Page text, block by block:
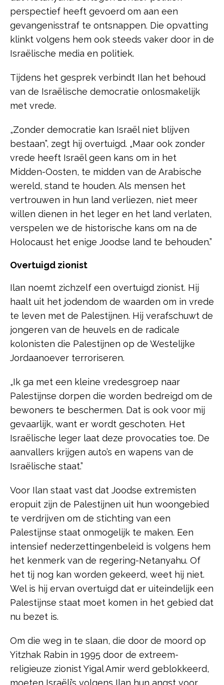
perspectief heeft gevoerd om aan een
gevangenisstraf te ontsnappen. Die opvatting
klinkt volgens hem ook steeds vaker door in de
Israëlische media en politiek.
Tijdens het gesprek verbindt Ilan het behoud
van de Israëlische democratie onlosmakelijk
met vrede.
„Zonder democratie kan Israël niet blijven
bestaan”, zegt hij overtuigd. „Maar ook zonder
vrede heeft Israël geen kans om in het
Midden-Oosten, te midden van de Arabische
wereld, stand te houden. Als mensen het
vertrouwen in hun land verliezen, niet meer
willen dienen in het leger en het land verlaten,
verspelen we de historische kans om na de
Holocaust het enige Joodse land te behouden.”
Overtuigd zionist
Ilan noemt zichzelf een overtuigd zionist. Hij
haalt uit het jodendom de waarden om in vrede
te leven met de Palestijnen. Hij verafschuwt de
jongeren van de heuvels en de radicale
kolonisten die Palestijnen op de Westelijke
Jordaanoever terroriseren.
„Ik ga met een kleine vredesgroep naar
Palestijnse dorpen die worden bedreigd om de
bewoners te beschermen. Dat is ook voor mij
gevaarlijk, want er wordt geschoten. Het
Israëlische leger laat deze provocaties toe. De
aanvallers krijgen auto’s en wapens van de
Israëlische staat.”
Voor Ilan staat vast dat Joodse extremisten
eropuit zijn de Palestijnen uit hun woongebied
te verdrijven om de stichting van een
Palestijnse staat onmogelijk te maken. Een
intensief nederzettingenbeleid is volgens hem
het kenmerk van de regering-Netanyahu. Of
het tij nog kan worden gekeerd, weet hij niet.
Wel is hij ervan overtuigd dat er uiteindelijk een
Palestijnse staat moet komen in het gebied dat
nu bezet is.
Om die weg in te slaan, die door de moord op
Yitzhak Rabin in 1995 door de extreem-
religieuze zionist Yigal Amir werd geblokkeerd,
moeten Israëli’s volgens Ilan hun angst voor